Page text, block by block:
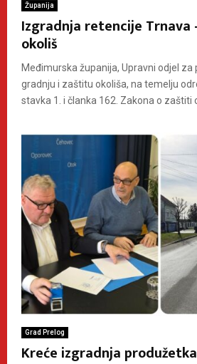
Županija
Izgradnja retencije Trnava
okoliš
Međimurska županija, Upravni odjel
gradnju i zaštitu okoliša, na temelju
stavka 1. i članka 162. Zakona o zaštiti
Grad Prelog
Kreće izgradnja